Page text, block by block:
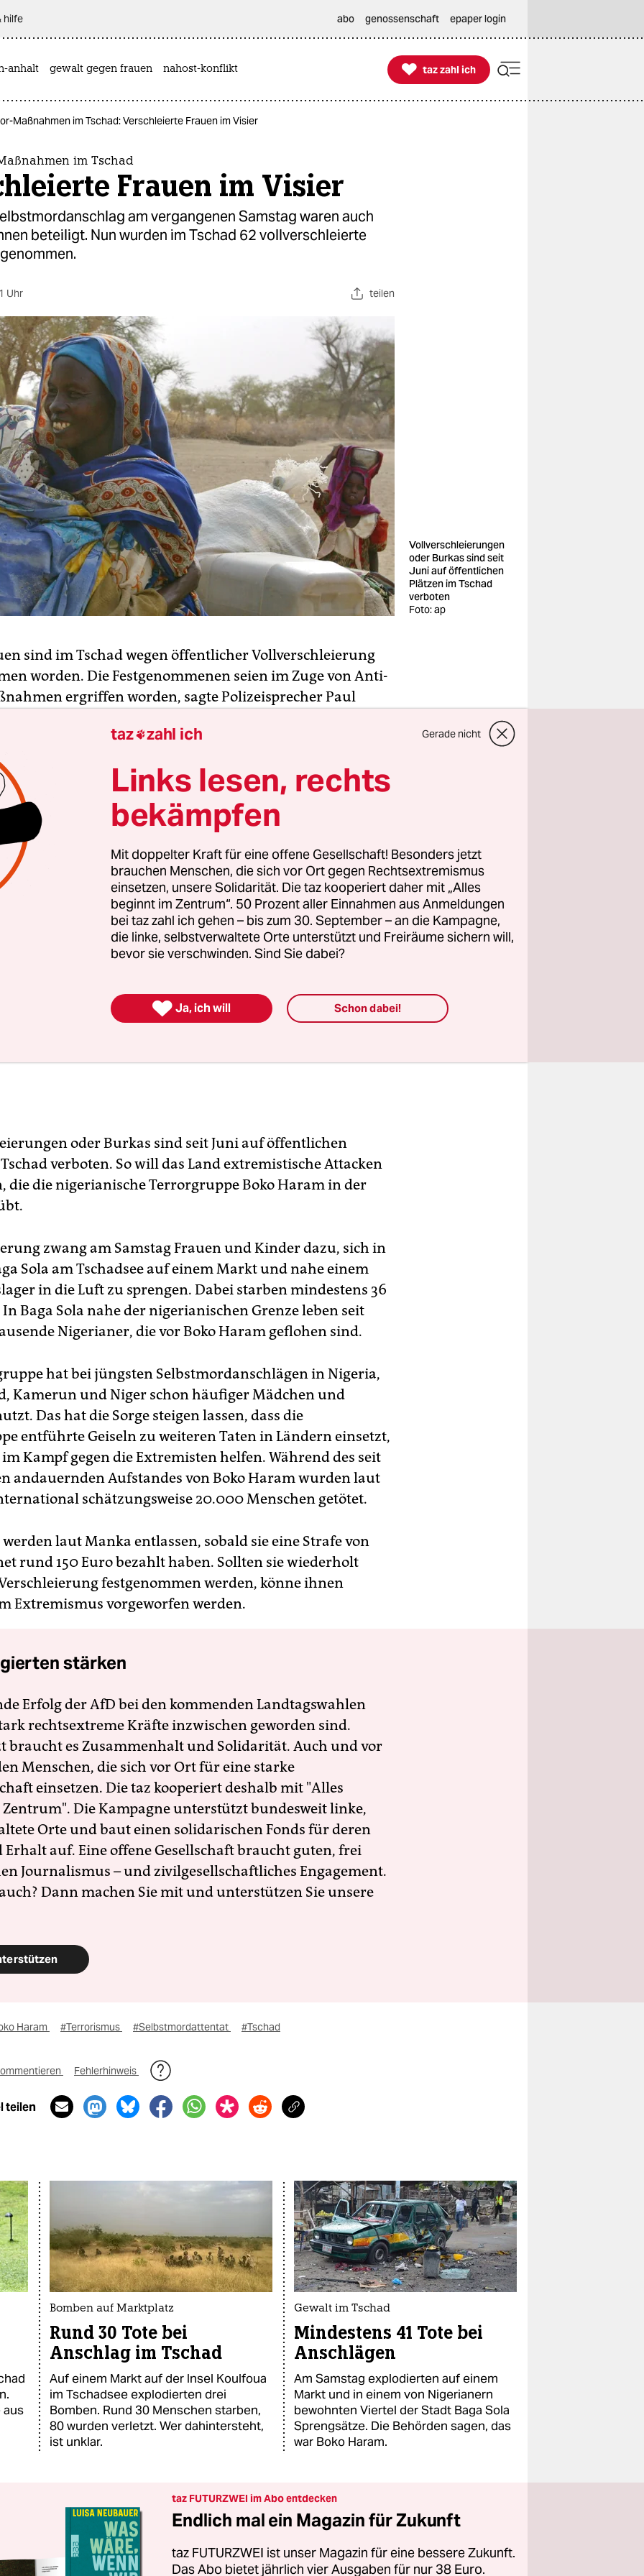
hilfe abo genossenschaft epaper login
anhalt gewalt gegen frauen nahost-konflikt 
taz zahl ich
taz zahl ich
Maßnahmen im Tschad: Verschleierte Frauen im Visier
im Tschad
Frauen im Visier
am vergangenen Samstag waren auch
beteiligt. Nun wurden im Tschad 62 vollverschleierte
Uhr teilen
Vollverschleierungen
oder Burkas sind seit
Juni auf öffentlichen
Plätzen im Tschad
verboten
Foto: ap
sind im Tschad wegen öffentlicher Vollverschleierung
worden. Die Festgenommenen seien im Zuge von Anti-
ergriffen worden, sagte Polizeisprecher Paul
mit mehreren Attentätern in dem afrikanischen
Wochenende mit 36 Toten ergriffen.
der Frauen sei seit Mittwoch in der Hauptstadt N‘Djamena
worden, sagte Manka. Bei dem Einsatz seien auch acht
Extremisten festgenommen worden.
oder Burkas sind seit Juni auf öffentlichen
verboten. So will das Land extremistische Attacken
die die nigerianische Terrorgruppe Boko Haram in der
zwang am Samstag Frauen und Kinder dazu, sich in
Sola am Tschadsee auf einem Markt und nahe einem
in die Luft zu sprengen. Dabei starben mindestens 36
Baga Sola nahe der nigerianischen Grenze leben seit
Nigerianer, die vor Boko Haram geflohen sind.
hat bei jüngsten Selbstmordanschlägen in Nigeria,
Kamerun und Niger schon häufiger Mädchen und
Das hat die Sorge steigen lassen, dass die
entführte Geiseln zu weiteren Taten in Ländern einsetzt,
Kampf gegen die Extremisten helfen. Während des seit
andauernden Aufstandes von Boko Haram wurden laut
schätzungsweise 20.000 Menschen getötet.
laut Manka entlassen, sobald sie eine Strafe von
rund 150 Euro bezahlt haben. Sollten sie wiederholt
festgenommen werden, könne ihnen
Extremismus vorgeworfen werden.
stärken
Erfolg der AfD bei den kommenden Landtagswahlen
rechtsextreme Kräfte inzwischen geworden sind.
braucht es Zusammenhalt und Solidarität. Auch und vor
Menschen, die sich vor Ort für eine starke
einsetzen. Die taz kooperiert deshalb mit "Alles
Die Kampagne unterstützt bundesweit linke,
Orte und baut einen solidarischen Fonds für deren
Erhalt auf. Eine offene Gesellschaft braucht guten, frei
Journalismus – und zivilgesellschaftliches Engagement.
Dann machen Sie mit und unterstützen Sie unsere
Haram #Terrorismus #Selbstmordattentat #Tschad
Fehlerhinweis
teilen
aus
Bomben auf Marktplatz
Rund 30 Tote bei
Anschlag im Tschad
Auf einem Markt auf der Insel Koulfoua
im Tschadsee explodierten drei
Bomben. Rund 30 Menschen starben,
80 wurden verletzt. Wer dahintersteht,
ist unklar.
Gewalt im Tschad
Mindestens 41 Tote bei
Anschlägen
Am Samstag explodierten auf einem
Markt und in einem von Nigerianern
bewohnten Viertel der Stadt Baga Sola
Sprengsätze. Die Behörden sagen, das
war Boko Haram.
taz FUTURZWEI im Abo entdecken
Endlich mal ein Magazin für Zukunft
taz FUTURZWEI ist unser Magazin für eine bessere Zukunft.
Das Abo bietet jährlich vier Ausgaben für nur 38 Euro.
taz zahl ich Gerade nicht
Links lesen, rechts
bekämpfen
Mit doppelter Kraft für eine offene Gesellschaft! Besonders jetzt
brauchen Menschen, die sich vor Ort gegen Rechtsextremismus
einsetzen, unsere Solidarität. Die taz kooperiert daher mit „Alles
beginnt im Zentrum“. 50 Prozent aller Einnahmen aus Anmeldungen
bei taz zahl ich gehen – bis zum 30. September – an die Kampagne,
die linke, selbstverwaltete Orte unterstützt und Freiräume sichern will,
bevor sie verschwinden. Sind Sie dabei?
 Ja, ich will Schon dabei!